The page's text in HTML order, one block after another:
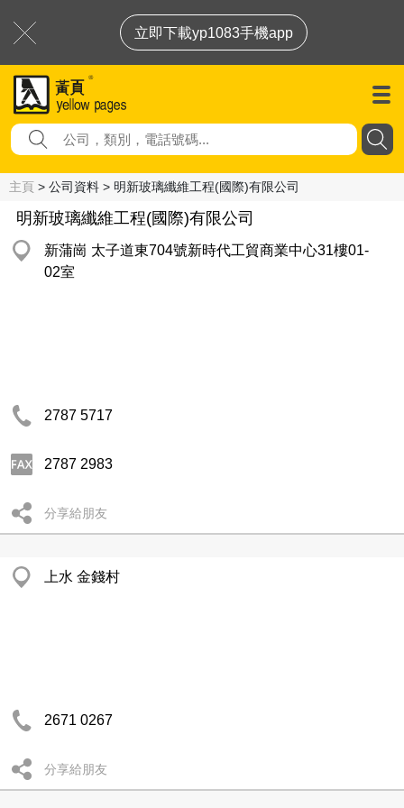
立即下載yp1083手機app
主頁 > 公司資料 > 明新玻璃纖維工程(國際)有限公司
明新玻璃纖維工程(國際)有限公司
新蒲崗 太子道東704號新時代工貿商業中心31樓01-
02室
2787 5717
2787 2983
分享給朋友
上水 金錢村
2671 0267
分享給朋友